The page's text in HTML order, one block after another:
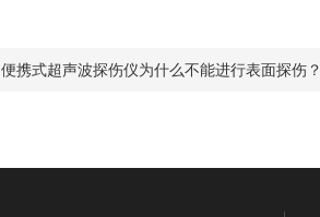
便携式超声波探伤仪为什么不能进行表面探伤？